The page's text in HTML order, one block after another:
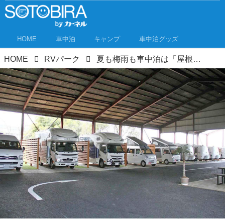
HOME 車中泊 キャンプ 車中泊グッズ
HOME RVパーク 夏も梅雨も車中泊は「屋根付きRVパーク」がおすすめ！ 屋内型RVパーク3選 日差しや雨をブロック！